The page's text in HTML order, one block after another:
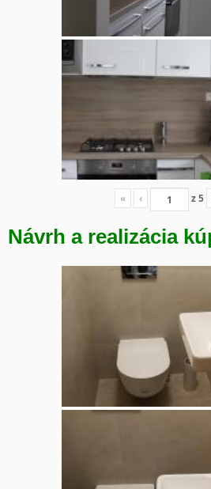
« ‹ z5
Návrh a realizácia